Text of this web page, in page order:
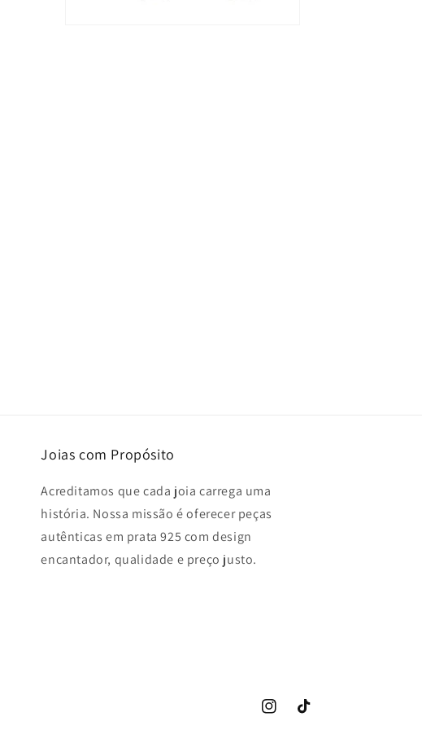
Joias com Propósito
Acreditamos que cada joia carrega uma
história. Nossa missão é oferecer peças
autênticas em prata 925 com design
encantador, qualidade e preço justo.
InstagramTikTok